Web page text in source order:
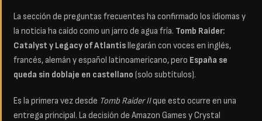
La sección de preguntas frecuentes ha confirmado los idiomas y
la noticia ha caído como un jarro de agua fría. Tomb Raider:
Catalyst y Legacy of Atlantisllegarán con voces en inglés,
francés, alemán y español latinoamericano, pero España se
queda sin doblaje en castellano (solo subtítulos).
Es la primera vez desde Tomb Raider IIque esto ocurre en una
entrega principal. La decisión de Amazon Games y Crystal